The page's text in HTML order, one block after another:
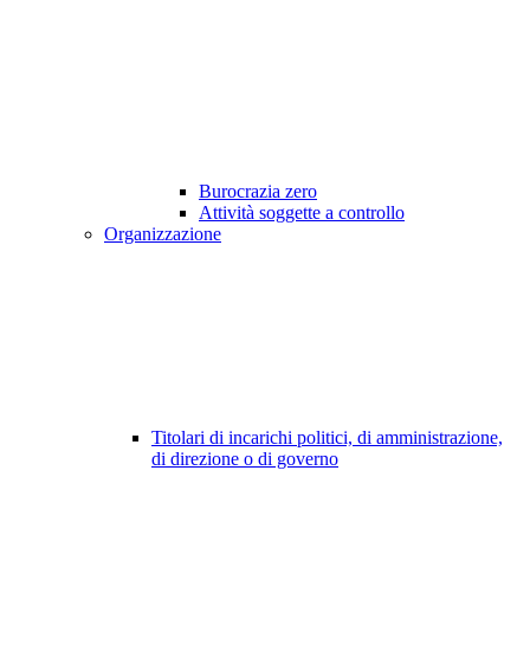
Burocrazia zero
Attività soggette a controllo
Organizzazione
Titolari di incarichi politici, di amministrazione,
di direzione o di governo